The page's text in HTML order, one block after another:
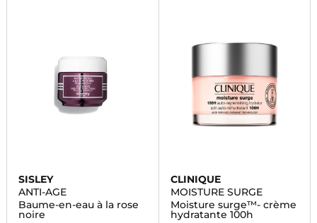
SISLEY
ANTI-AGE
Baume-en-eau à la rose
noire
CLINIQUE
MOISTURE SURGE
Moisture surge™- crème
hydratante 100h